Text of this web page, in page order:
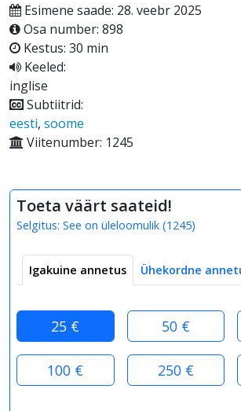
Esimene saade: 28. veebr 2025
Osa number: 898
Kestus: 30 min
Keeled:
inglise
Subtiitrid:
eesti, soome
Viitenumber: 1245
Toeta väärt saateid!
Selgitus: See on üleloomulik (1245)
Igakuine annetus Ühekordne
25 € 50 €
100 € 250 €